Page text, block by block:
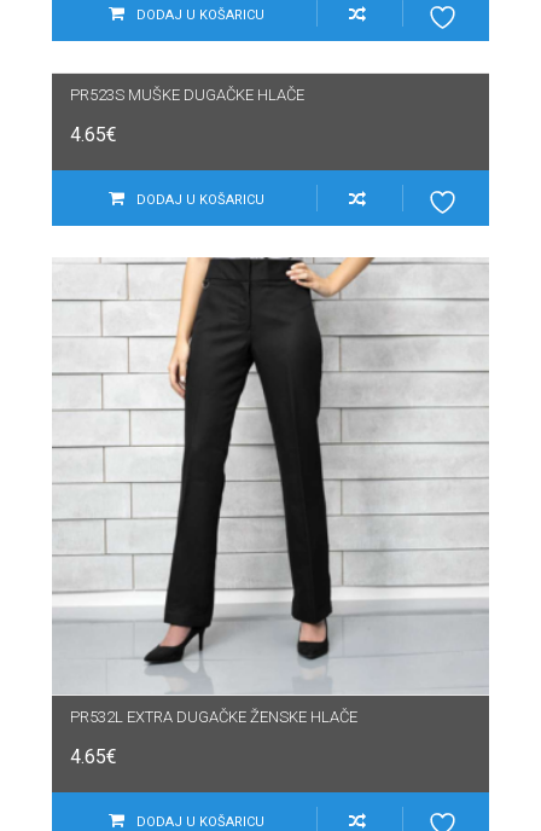
DODAJ U KOŠARICU
PR523S MUŠKE DUGAČKE HLAČE
4.65€
DODAJ U KOŠARICU
PR532L EXTRA DUGAČKE ŽENSKE HLAČE
4.65€
DODAJ U KOŠARICU